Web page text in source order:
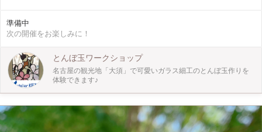
だけのガラス玉のアクセサリーを作ることが出来ますよ♪ 完成した作品はネック
レスまたはストラップに仕立ててお渡しいたします。 体験後はガラスを冷ます
観音を散策したり、1階の店舗にてガラス作品をご覧になっていただくのも楽し
いですよ(^.^) 講師が補助をして丁寧に教えますので、安心してお越しください。
楽しいガラス細工体験にしましょう☆ 新型コロナウイルス感染対策もしっかり
と行っています。 ■料金：2,200円(税込) ■所要時間：お一人様30分程度 ※お
一人ずつの体験となります。 ■定員：3名 ■対象年齢：中学生以上
準備中
次の開催をお楽しみに！
とんぼ玉ワークショップ
名古屋の観光地「大須」で可愛いガラス細工のとんぼ玉作りを
体験できます♪